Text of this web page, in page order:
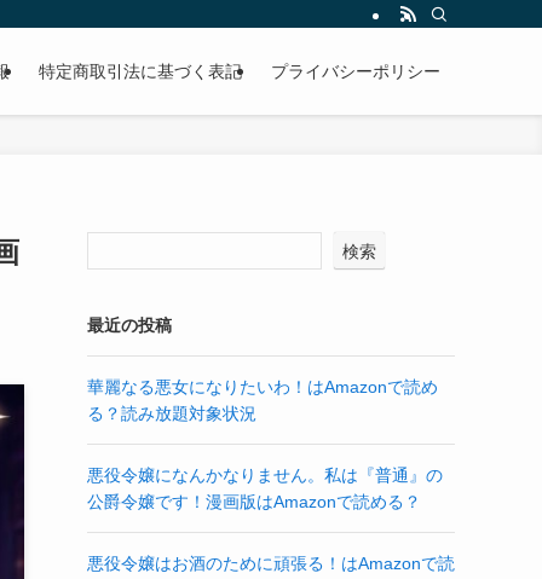
特定商取引法に基づく表記 プライバシーポリシー
検索
最近の投稿
華麗なる悪女になりたいわ！はAmazonで読め
る？読み放題対象状況
悪役令嬢になんかなりません。私は『普通』の
公爵令嬢です！漫画版はAmazonで読める？
悪役令嬢はお酒のために頑張る！はAmazonで読